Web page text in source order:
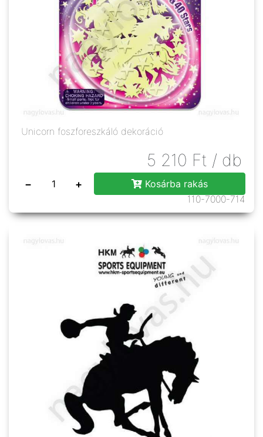
Unicorn foszforeszkáló dekoráció
5 210 Ft / db
− +
Kosárba rakás
110-7000-714